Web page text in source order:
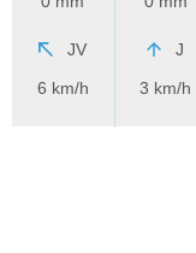
JV
6 km/h
J
3 km/h